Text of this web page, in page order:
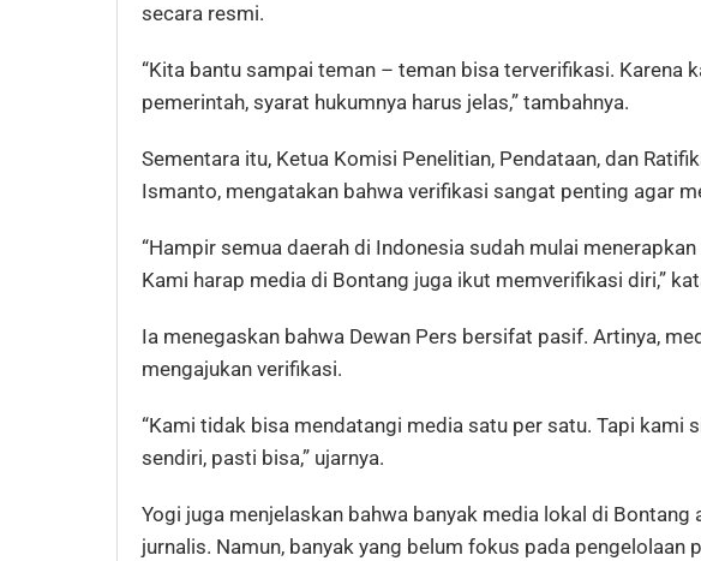
secara resmi.
“Kita bantu sampai teman – teman bisa terverifikasi. Karena
pemerintah, syarat hukumnya harus jelas,” tambahnya.
Sementara itu, Ketua Komisi Penelitian, Pendataan, dan
Ismanto, mengatakan bahwa verifikasi sangat penting agar
“Hampir semua daerah di Indonesia sudah mulai
Kami harap media di Bontang juga ikut memverifikasi diri,”
Ia menegaskan bahwa Dewan Pers bersifat pasif. Artinya,
mengajukan verifikasi.
“Kami tidak bisa mendatangi media satu per satu. Tapi kami
sendiri, pasti bisa,” ujarnya.
Yogi juga menjelaskan bahwa banyak media lokal di Bontang
jurnalis. Namun, banyak yang belum fokus pada pengelolaan